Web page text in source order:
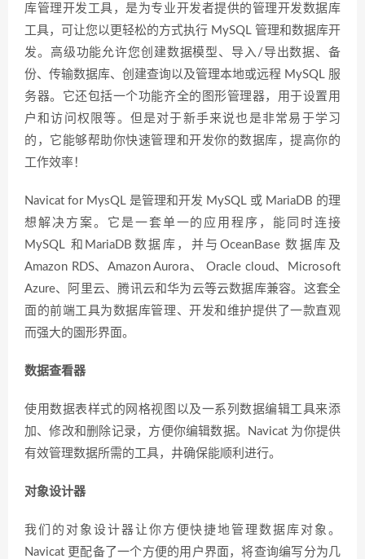
库管理开发工具，是为专业开发者提供的管理开发数据库
工具，可让您以更轻松的方式执行 MySQL 管理和数据库开
发。高级功能允许您创建数据模型、导入/导出数据、备
份、传输数据库、创建查询以及管理本地或远程 MySQL 服
务器。它还包括一个功能齐全的图形管理器，用于设置用
户和访问权限等。但是对于新手来说也是非常易于学习
的，它能够帮助你快速管理和开发你的数据库，提高你的
工作效率！
Navicat for MysQL 是管理和开发 MySQL 或 MariaDB 的理
想解决方案。它是一套单一的应用程序，能同时连接
MySQL 和MariaDB数据库，并与OceanBase 数据库及
Amazon RDS、Amazon Aurora、 Oracle cloud、Microsoft
Azure、阿里云、腾讯云和华为云等云数据库兼容。这套全
面的前端工具为数据库管理、开发和维护提供了一款直观
而强大的園形界面。
数据查看器
使用数据表样式的网格视图以及一系列数据编辑工具来添
加、修改和删除记录，方便你编辑数据。Navicat 为你提供
有效管理数据所需的工具，井确保能顺利进行。
对象设计器
我们的对象设计器让你方便快捷地管理数据库对象。
Navicat 更配备了一个方便的用户界面，将查询编写分为几